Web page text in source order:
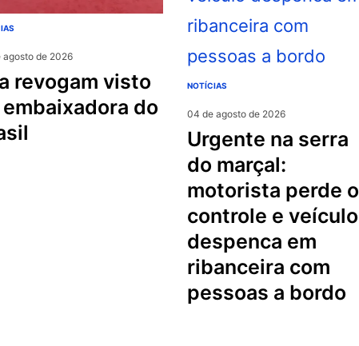
agosto de 2026
embaixadora do
NOTÍCIAS
04 de agosto de 2026
urgente na serra
do marçal:
motorista perde o
controle e veículo
despenca em
ribanceira com
pessoas a bordo